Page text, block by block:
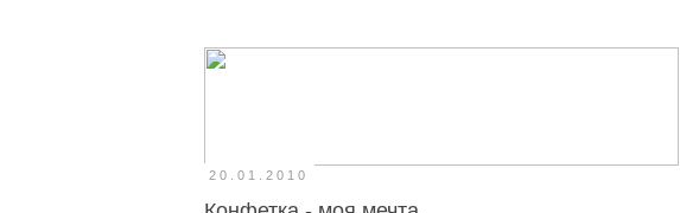
20.01.2010